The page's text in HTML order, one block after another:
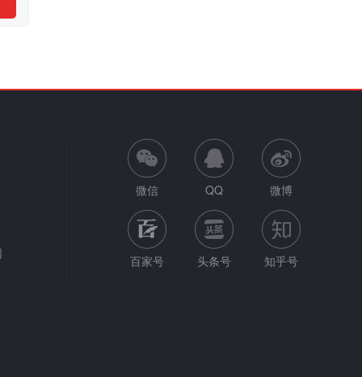
微信 QQ 微博
百家号 头条号 知乎号